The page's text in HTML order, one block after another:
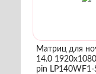
Матриц для
14.0
pin LP140WF1-